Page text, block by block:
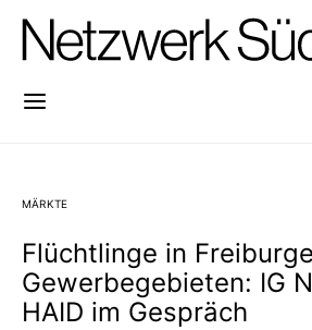
MÄRKTE
Flüchtlinge in
Gewerbegebieten: IG
HAID im Gespräch